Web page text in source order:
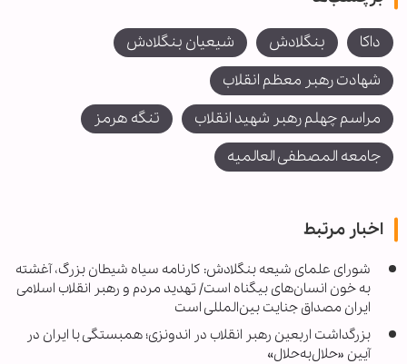
داکا بنگلادش
شیعیان بنگلادش
شهادت رهبر معظم انقلاب
مراسم چهلم رهبر شهید انقلاب
تنگه هرمز
جامعه المصطفی العالمیه
اخبار مرتبط
شورای علمای شیعه بنگلادش: کارنامه سیاه شیطان بزرگ، آغشته
به خون انسان‌های بیگناه است/ تهدید مردم و رهبر انقلاب اسلامی
ایران مصداق جنایت بین‌المللی است
بزرگداشت اربعین رهبر انقلاب در اندونزی؛ همبستگی با ایران در
آیین «حلال‌به‌حلال»